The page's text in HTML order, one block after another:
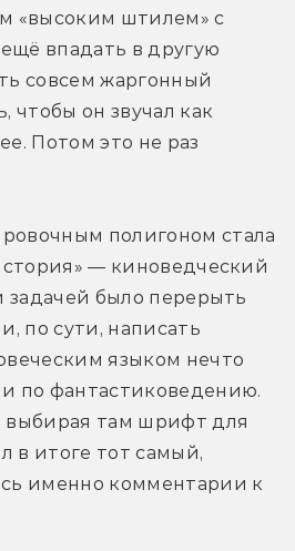
«высоким штилем» с
впадать в другую
совсем жаргонный
чтобы он звучал как
Потом это не раз
полигоном стала
— киноведческий
задачей было перерыть
по сути, написать
языком нечто
по фантастиковедению.
там шрифт для
в итоге тот самый,
именно комментарии к